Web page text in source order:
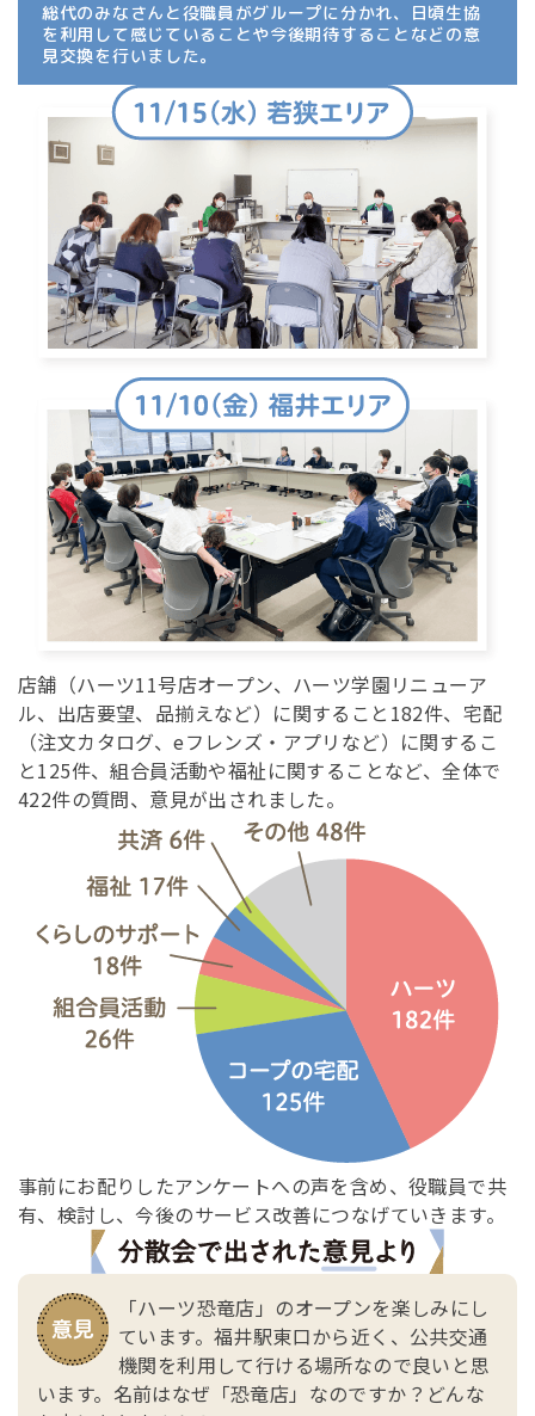
総代のみなさんと役職員がグループに分かれ、日頃生協
を利用して感じていることや今後期待することなどの意
見交換を行いました。
店舗（ハーツ11号店オープン、ハーツ学園リニューア
ル、出店要望、品揃えなど）に関すること182件、宅配
（注文カタログ、eフレンズ・アプリなど）に関するこ
と125件、組合員活動や福祉に関することなど、全体で
422件の質問、意見が出されました。
事前にお配りしたアンケートへの声を含め、役職員で共
有、検討し、今後のサービス改善につなげていきます。
「ハーツ恐竜店」のオープンを楽しみにし
ています。福井駅東口から近く、公共交通
機関を利用して行ける場所なので良いと思
います。名前はなぜ「恐竜店」なのですか？どんな